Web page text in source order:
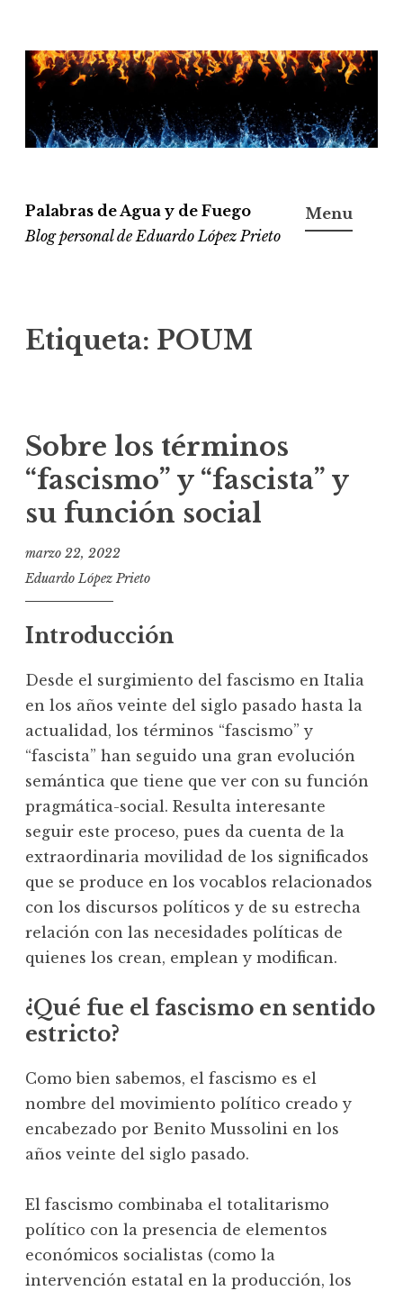
Ir
al
contenido
Palabras de Agua y de Fuego
Blog personal de Eduardo López Prieto
Menu
Etiqueta: POUM
Sobre los términos
“fascismo” y “fascista” y
su función social
marzo 22, 2022
Eduardo López Prieto
Introducción
Desde el surgimiento del fascismo en Italia
en los años veinte del siglo pasado hasta la
actualidad, los términos “fascismo” y
“fascista” han seguido una gran evolución
semántica que tiene que ver con su función
pragmática-social. Resulta interesante
seguir este proceso, pues da cuenta de la
extraordinaria movilidad de los significados
que se produce en los vocablos relacionados
con los discursos políticos y de su estrecha
relación con las necesidades políticas de
quienes los crean, emplean y modifican.
¿Qué fue el fascismo en sentido
estricto?
Como bien sabemos, el fascismo es el
nombre del movimiento político creado y
encabezado por Benito Mussolini en los
años veinte del siglo pasado.
El fascismo combinaba el totalitarismo
político con la presencia de elementos
económicos socialistas (como la
intervención estatal en la producción, los